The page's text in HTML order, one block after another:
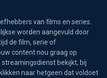
van films en series.
worden aangevuld door
de film, serie of
content nou graag op
bekijkt, bij
naar hetgeen dat voldoet